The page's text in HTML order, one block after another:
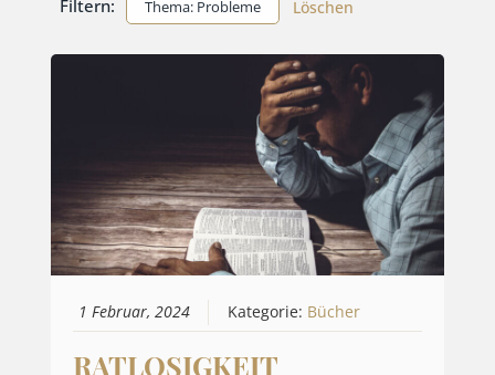
Filtern: Thema: Probleme Löschen
1 Februar, 2024 Kategorie: Bücher
RATLOSIGKEIT